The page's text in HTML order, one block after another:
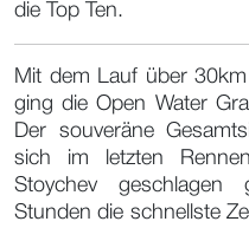
die Top Ten.
Mit dem Lauf über
ging die Open Water
Der souveräne
sich im letzten
Stoychev
Stunden die schnellste